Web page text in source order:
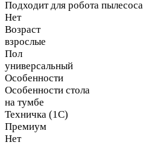
Подходит для робота пылесоса
Нет
Возраст
взрослые
Пол
универсальный
Особенности
Особенности стола
на тумбе
Техничка (1С)
Премиум
Нет